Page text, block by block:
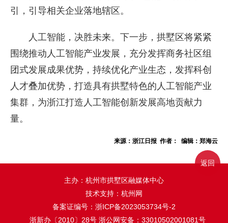
引，引导相关企业落地辖区。
人工智能，决胜未来。下一步，拱墅区将紧紧
围绕推动人工智能产业发展，充分发挥商务社区组
团式发展成果优势，持续优化产业生态，发挥科创
人才叠加优势，打造具有拱墅特色的人工智能产业
集群，为浙江打造人工智能创新发展高地贡献力
量。
来源：浙江日报 作者： 编辑：郑海云
主办：杭州市拱墅区融媒体中心
技术支持：杭州网
备案证编号： 浙ICP备2023053734号-2
浙新办〔2010〕28号 浙公网安备：33010502001081号
返回